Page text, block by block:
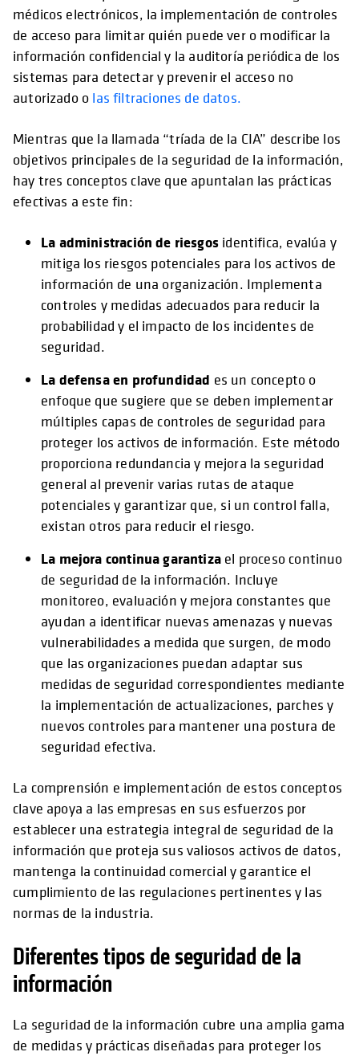
médicos electrónicos, la implementación de controles
de acceso para limitar quién puede ver o modificar la
información confidencial y la auditoría periódica de los
sistemas para detectar y prevenir el acceso no
autorizado o las filtraciones de datos.
Mientras que la llamada “tríada de la CIA” describe los
objetivos principales de la seguridad de la información,
hay tres conceptos clave que apuntalan las prácticas
efectivas a este fin:
La administración de riesgos identifica, evalúa y
mitiga los riesgos potenciales para los activos de
información de una organización. Implementa
controles y medidas adecuados para reducir la
probabilidad y el impacto de los incidentes de
seguridad.
La defensa en profundidad es un concepto o
enfoque que sugiere que se deben implementar
múltiples capas de controles de seguridad para
proteger los activos de información. Este método
proporciona redundancia y mejora la seguridad
general al prevenir varias rutas de ataque
potenciales y garantizar que, si un control falla,
existan otros para reducir el riesgo.
La mejora continua garantiza el proceso continuo
de seguridad de la información. Incluye
monitoreo, evaluación y mejora constantes que
ayudan a identificar nuevas amenazas y nuevas
vulnerabilidades a medida que surgen, de modo
que las organizaciones puedan adaptar sus
medidas de seguridad correspondientes mediante
la implementación de actualizaciones, parches y
nuevos controles para mantener una postura de
seguridad efectiva.
La comprensión e implementación de estos conceptos
clave apoya a las empresas en sus esfuerzos por
establecer una estrategia integral de seguridad de la
información que proteja sus valiosos activos de datos,
mantenga la continuidad comercial y garantice el
cumplimiento de las regulaciones pertinentes y las
normas de la industria.
Diferentes tipos de seguridad de la
información
La seguridad de la información cubre una amplia gama
de medidas y prácticas diseñadas para proteger los